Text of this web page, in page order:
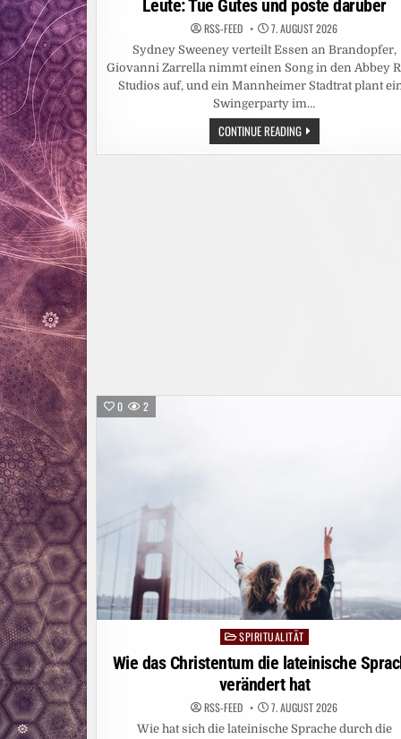
Leute: Tue Gutes und poste darüber
RSS-FEED 7. AUGUST 2026
Sydney Sweeney verteilt Essen an Brandopfer,
Giovanni Zarrella nimmt einen Song in den Abbey
Studios auf, und ein Mannheimer Stadtrat plant
Swingerparty im…
CONTINUE READINGLEUTE:
TUE
GUTES
0 2
Posted
in
SPIRITUALITÄT
Wie das Christentum die lateinische
verändert hat
RSS-FEED 7. AUGUST 2026
Wie hat sich die lateinische Sprache durch die